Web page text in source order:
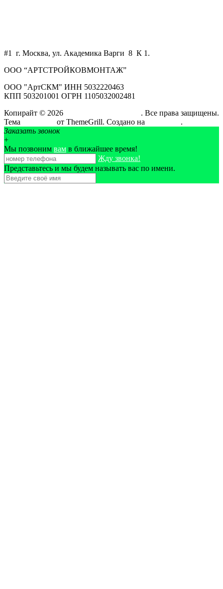
#1 г. Москва, ул. Академика Варги 8 К 1.
ООО “АРТСТРОЙКОВМОНТАЖ”
ООО "АртСКМ" ИНН 5032220463
КПП 503201001 ОГРН 1105032002481
Копирайт © 2026
. Все права защищены.
Тема
от ThemeGrill. Создано на
.
Заказать звонок
+
Мы позвоним вам в ближайшее время!
Жду звонка!
Представьтесь и мы будем называть вас по имени.